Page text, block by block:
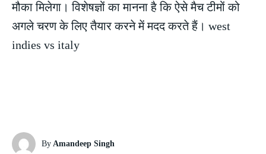
मौका मिलेगा। विशेषज्ञों का मानना है कि ऐसे मैच टीमों को
अगले चरण के लिए तैयार करने में मदद करते हैं। west
indies vs italy
By Amandeep Singh